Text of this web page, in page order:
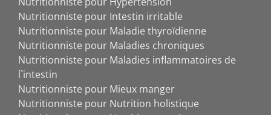
Nutritionniste pour Intestin irritable
Nutritionniste pour Maladie thyroïdienne
Nutritionniste pour Maladies chroniques
Nutritionniste pour Maladies inflammatoires de
l`intestin
Nutritionniste pour Mieux manger
Nutritionniste pour Nutrition holistique